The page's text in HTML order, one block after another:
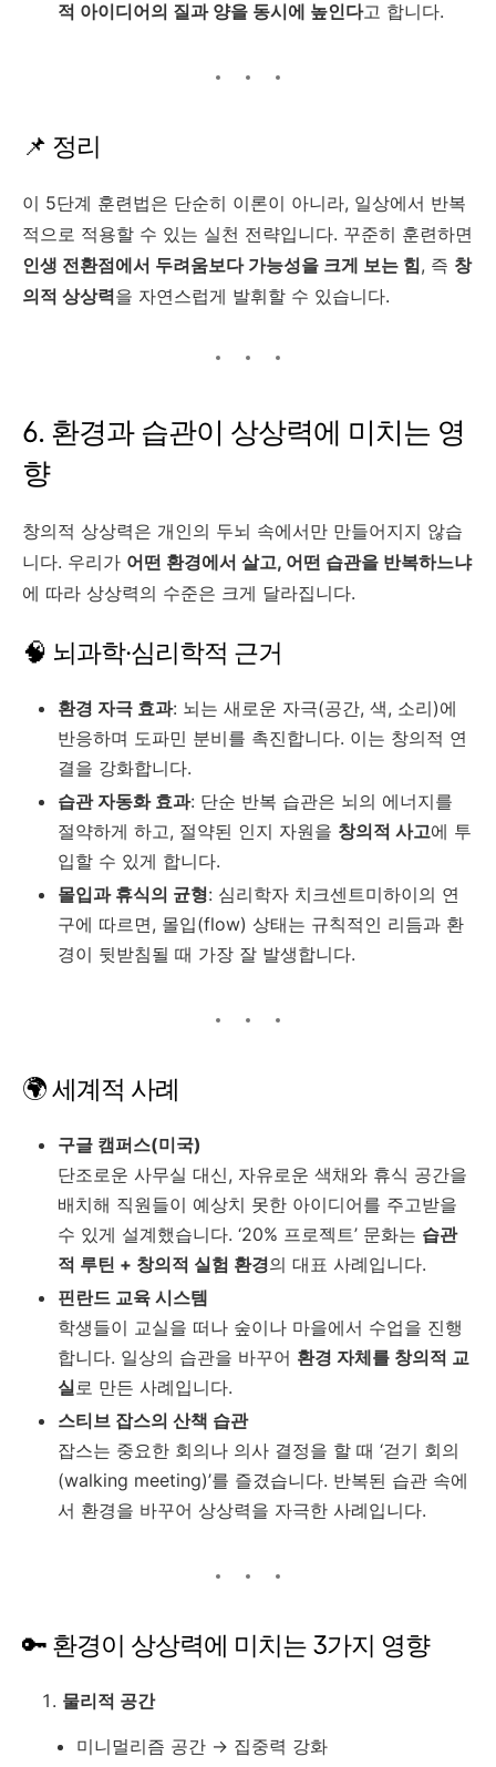
적 아이디어의 질과 양을 동시에 높인다고 합니다.
📌 정리
이 5단계 훈련법은 단순히 이론이 아니라, 일상에서 반복
적으로 적용할 수 있는 실천 전략입니다. 꾸준히 훈련하면
인생 전환점에서 두려움보다 가능성을 크게 보는 힘, 즉 창
의적 상상력을 자연스럽게 발휘할 수 있습니다.
6. 환경과 습관이 상상력에 미치는 영
향
창의적 상상력은 개인의 두뇌 속에서만 만들어지지 않습
니다. 우리가 어떤 환경에서 살고, 어떤 습관을 반복하느냐
에 따라 상상력의 수준은 크게 달라집니다.
🧠 뇌과학·심리학적 근거
환경 자극 효과: 뇌는 새로운 자극(공간, 색, 소리)에
반응하며 도파민 분비를 촉진합니다. 이는 창의적 연
결을 강화합니다.
습관 자동화 효과: 단순 반복 습관은 뇌의 에너지를
절약하게 하고, 절약된 인지 자원을 창의적 사고에 투
입할 수 있게 합니다.
몰입과 휴식의 균형: 심리학자 치크센트미하이의 연
구에 따르면, 몰입(flow) 상태는 규칙적인 리듬과 환
경이 뒷받침될 때 가장 잘 발생합니다.
🌍 세계적 사례
구글 캠퍼스(미국)
단조로운 사무실 대신, 자유로운 색채와 휴식 공간을
배치해 직원들이 예상치 못한 아이디어를 주고받을
수 있게 설계했습니다. ‘20% 프로젝트’ 문화는 습관
적 루틴 + 창의적 실험 환경의 대표 사례입니다.
핀란드 교육 시스템
학생들이 교실을 떠나 숲이나 마을에서 수업을 진행
합니다. 일상의 습관을 바꾸어 환경 자체를 창의적 교
실로 만든 사례입니다.
스티브 잡스의 산책 습관
잡스는 중요한 회의나 의사 결정을 할 때 ‘걷기 회의
(walking meeting)’를 즐겼습니다. 반복된 습관 속에
서 환경을 바꾸어 상상력을 자극한 사례입니다.
🔑 환경이 상상력에 미치는 3가지 영향
물리적 공간
미니멀리즘 공간 → 집중력 강화